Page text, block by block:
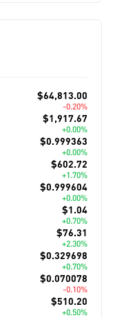
$64,813.00
-0.20%
$1,917.67
+0.00%
$0.999363
+0.00%
$602.72
+1.70%
$0.999604
+0.00%
$1.04
+0.70%
$76.31
+2.30%
$0.329698
+0.70%
$0.070078
-0.10%
$510.20
+0.50%